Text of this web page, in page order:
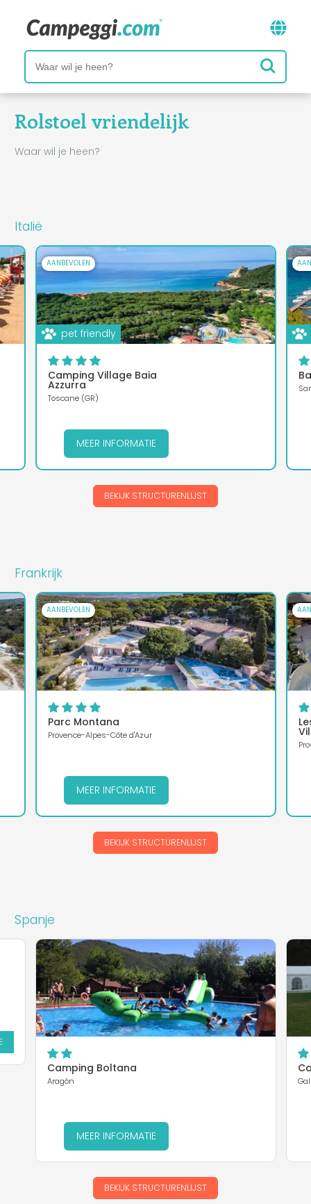
Rolstoel vriendelijk
Waar wil je heen?
Italië
AANBEVOLEN
pet friendly
Camping Village Baia
Azzurra
Toscane (GR)
MEER INFORMATIE
BEKIJK STRUCTURENLIJST
Frankrijk
AANBEVOLEN
Parc Montana
Provence-Alpes-Côte d'Azur
MEER INFORMATIE
BEKIJK STRUCTURENLIJST
Spanje
Camping Boltana
Aragón
MEER INFORMATIE
BEKIJK STRUCTURENLIJST